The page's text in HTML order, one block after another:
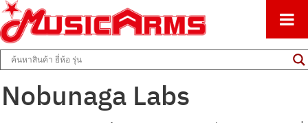
Music Arms
ศูนย์รวมครื่องดนตรีทุกชนิด ตั้งแต่เริ่มต้นถึงมืออาชีพ
Nobunaga Labs